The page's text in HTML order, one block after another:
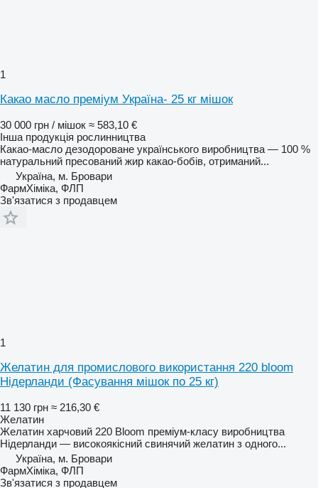
1
Какао масло преміум Україна- 25 кг мішок
30 000 грн / мішок ≈ 583,10 €
Інша продукція рослинництва
Какао-масло дезодороване українського виробництва — 100 %
натуральний пресований жир какао-бобів, отриманий...
Україна, м. Бровари
ФармХіміка, ФЛП
Зв'язатися з продавцем
1
Желатин для промислового використання 220 bloom
Нідерланди (Фасування мішок по 25 кг)
11 130 грн ≈ 216,30 €
Желатин
Желатин харчовий 220 Bloom преміум-класу виробництва
Нідерланди — високоякісний свинячий желатин з одного...
Україна, м. Бровари
ФармХіміка, ФЛП
Зв'язатися з продавцем